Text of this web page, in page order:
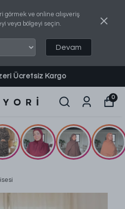
görmek ve online alışveriş
veya bölgeyi seçin.
Devam
Almak İçin: 0540 737 8460
0